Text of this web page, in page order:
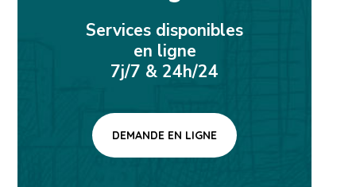
Services disponibles
en ligne
7j/7 & 24h/24
DEMANDE EN LIGNE